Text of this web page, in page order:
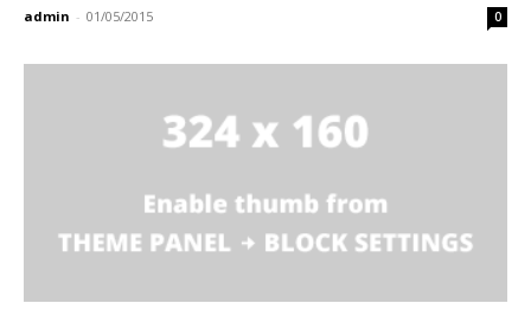
admin - 01/05/2015 0